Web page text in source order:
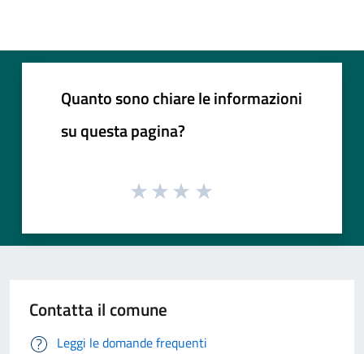
Quanto sono chiare le informazioni
su questa pagina?
Contatta il comune
Leggi le domande frequenti